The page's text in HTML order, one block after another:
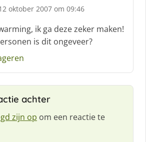
oktober 2007 om 09:46
ik ga deze zeker maken!
is dit ongeveer?
achter
zijn op om een reactie te